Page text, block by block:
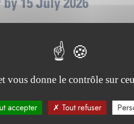
vous donne le contrôle sur
accepter Tout refuser